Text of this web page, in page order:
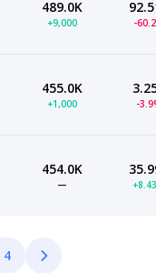
489.0K
+9,000 -
455.0K
+1,000 -
454.0K
—
4